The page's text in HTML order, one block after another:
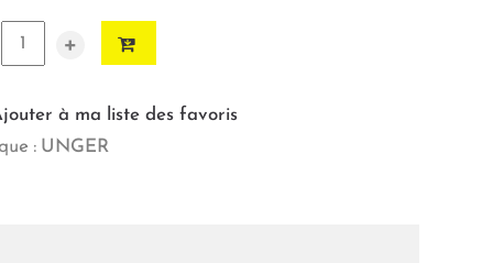
+
à ma liste des favoris
: UNGER